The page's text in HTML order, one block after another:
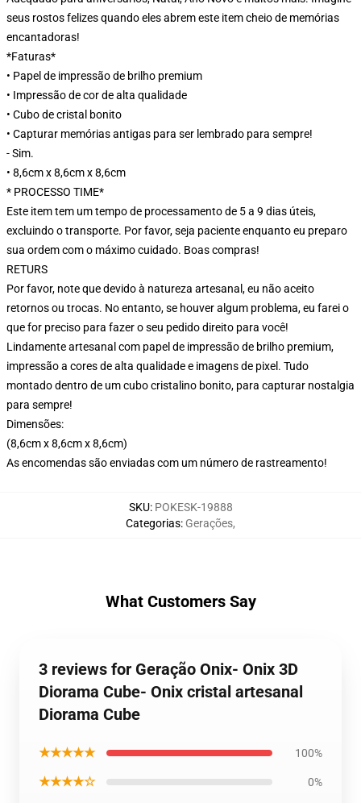
seus rostos felizes quando eles abrem este item cheio de memórias
encantadoras!
*Faturas*
• Papel de impressão de brilho premium
• Impressão de cor de alta qualidade
• Cubo de cristal bonito
• Capturar memórias antigas para ser lembrado para sempre!
- Sim.
• 8,6cm x 8,6cm x 8,6cm
* PROCESSO TIME*
Este item tem um tempo de processamento de 5 a 9 dias úteis,
excluindo o transporte. Por favor, seja paciente enquanto eu preparo
sua ordem com o máximo cuidado. Boas compras!
RETURS
Por favor, note que devido à natureza artesanal, eu não aceito
retornos ou trocas. No entanto, se houver algum problema, eu farei o
que for preciso para fazer o seu pedido direito para você!
Lindamente artesanal com papel de impressão de brilho premium,
impressão a cores de alta qualidade e imagens de pixel. Tudo
montado dentro de um cubo cristalino bonito, para capturar nostalgia
para sempre!
Dimensões:
(8,6cm x 8,6cm x 8,6cm)
As encomendas são enviadas com um número de rastreamento!
SKU: POKESK-19888
Categorias: Gerações,
What Customers Say
3 reviews for Geração Onix- Onix 3D
Diorama Cube- Onix cristal artesanal
Diorama Cube
★★★★★ 100%
★★★★☆ 0%